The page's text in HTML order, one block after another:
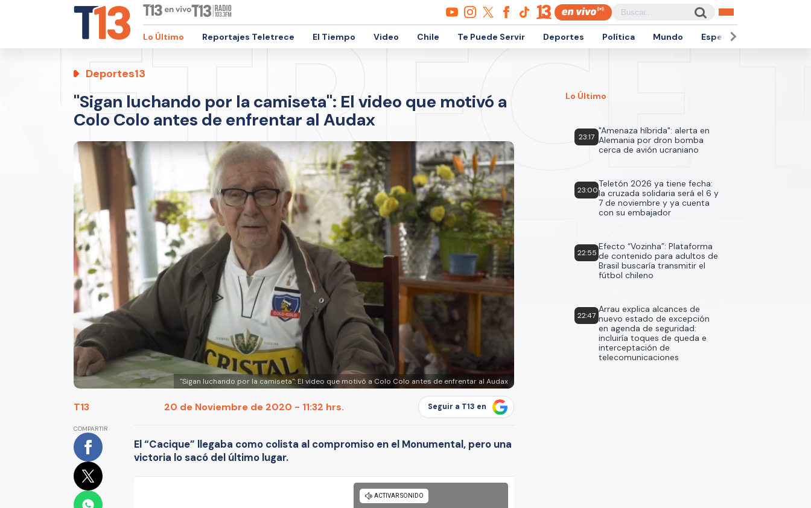
Lo Último Reportajes Teletrece El Tiempo Video Chile Te Puede Servir Deportes Política Mundo Espectáculos
Deportes13
"Sigan luchando por la camiseta": El video que motivó a
Colo Colo antes de enfrentar al Audax
"Sigan luchando por la camiseta": El video que motivó a Colo Colo antes de enfrentar al Audax
T13 20 de Noviembre de 2020 - 11:32 hrs. Seguir a T13 en
COMPARTIR
El “Cacique” llegaba como colista al compromiso en el Monumental, pero una
victoria lo sacó del último lugar.
Lo Último
23:17
"Amenaza híbrida": alerta en
Alemania por dron bomba
cerca de avión ucraniano
23:00
Teletón 2026 ya tiene fecha:
la cruzada solidaria será el 6 y
7 de noviembre y ya cuenta
con su embajador
22:55
Efecto “Vozinha”: Plataforma
de contenido para adultos de
Brasil buscaría transmitir el
fútbol chileno
22:47
Arrau explica alcances de
nuevo estado de excepción
en agenda de seguridad:
incluiría toques de queda e
interceptación de
telecomunicaciones